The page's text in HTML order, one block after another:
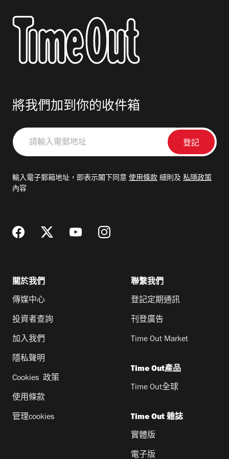
將我們加到你的收件箱
請
輸
郵
輸入電子郵箱地址，即表示閣下同意 使用條款 細則及 私隱政策
內容
關於我們
傳媒中心
投資者查詢
加入我們
隱私聲明
Cookies 政策
使用條款
管理cookies
聯繫我們
登記定期通訊
刊登廣告
Time Out Market
Time Out產品
Time Out全球
Time Out 雜誌
實體版
電子版